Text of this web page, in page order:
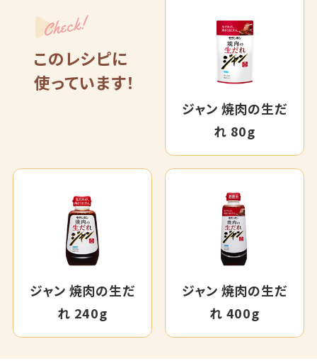
Check!
このレシピに
使っています！
ジャン 焼肉の生だ
れ 80g
ジャン 焼肉の生だ
れ 240g
ジャン 焼肉の生だ
れ 400g